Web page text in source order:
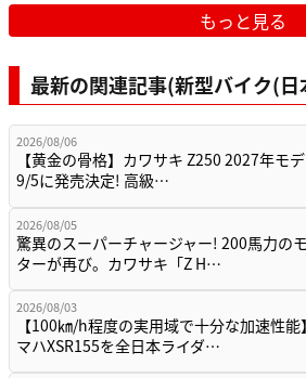
もっと見る
最新の関連記事(新型バイク(
2026/08/06
【黄金の骨格】カワサキ Z250 2027年モ
9/5に発売決定! 高級…
2026/08/05
驚異のスーパーチャージャー! 200馬力の
ターが再び。カワサキ「Z H…
2026/08/03
【100㎞/h程度の実用域で十分な加速性能
マハXSR155を全日本ライダ…